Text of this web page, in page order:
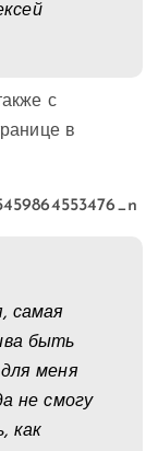
с
в
самая
быть
меня
не смогу
как